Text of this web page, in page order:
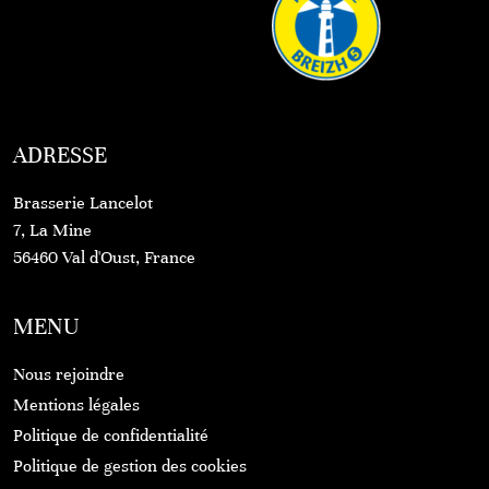
ADRESSE
Brasserie Lancelot
7, La Mine
56460 Val d'Oust, France
MENU
Nous rejoindre
Mentions légales
Politique de confidentialité
Politique de gestion des cookies